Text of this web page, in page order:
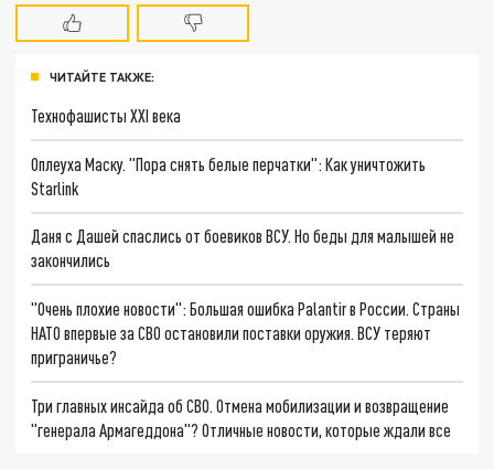
ЧИТАЙТЕ ТАКЖЕ:
Технофашисты XXI века
Оплеуха Маску. "Пора снять белые перчатки": Как уничтожить
Starlink
Даня с Дашей спаслись от боевиков ВСУ. Но беды для малышей не
закончились
"Очень плохие новости": Большая ошибка Palantir в России. Страны
НАТО впервые за СВО остановили поставки оружия. ВСУ теряют
приграничье?
Три главных инсайда об СВО. Отмена мобилизации и возвращение
"генерала Армагеддона"? Отличные новости, которые ждали все